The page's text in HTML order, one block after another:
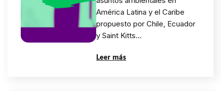
defensoras y
defensores de
derechos
humanos en
América Latina y el Caribe
propuesto por Chile, Ecuador
y Saint Kitts…
Leer más